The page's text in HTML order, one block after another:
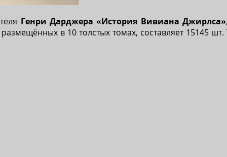
Генри Дарджера «История Вивиана Джирлса»
в 10 толстых томах, составляет 15145